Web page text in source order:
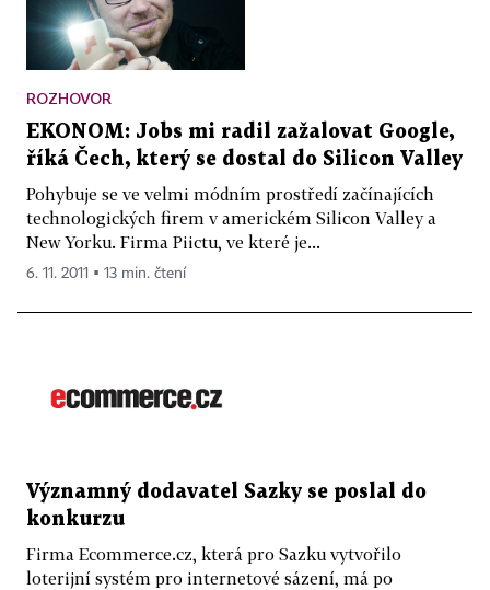
ROZHOVOR
EKONOM: Jobs mi radil zažalovat Google,
říká Čech, který se dostal do Silicon Valley
Pohybuje se ve velmi módním prostředí začínajících
technologických firem v americkém Silicon Valley a
New Yorku. Firma Piictu, ve které je...
6. 11. 2011 ▪ 13 min. čtení
Významný dodavatel Sazky se poslal do
konkurzu
Firma Ecommerce.cz, která pro Sazku vytvořilo
loterijní systém pro internetové sázení, má po